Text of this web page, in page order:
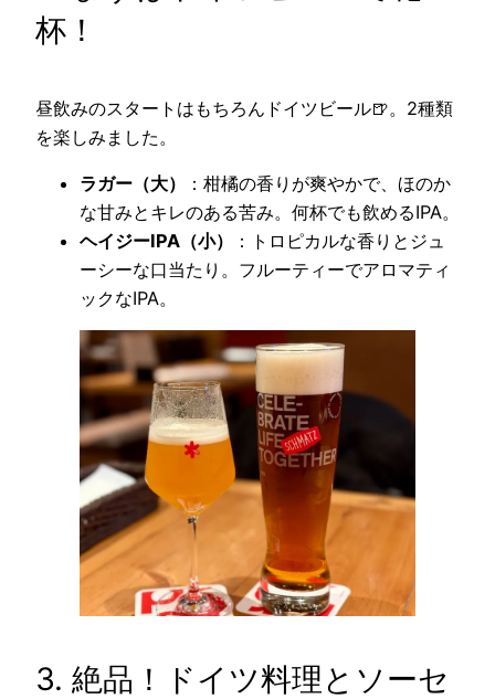
杯！
昼飲みのスタートはもちろんドイツビール🍺。2種類
を楽しみました。
ラガー（大）
：柑橘の香りが爽やかで、ほのか
な甘みとキレのある苦み。何杯でも飲めるIPA。
ヘイジーIPA（小）
：トロピカルな香りとジュ
ーシーな口当たり。フルーティーでアロマティ
ックなIPA。
3. 絶品！ドイツ料理とソーセ